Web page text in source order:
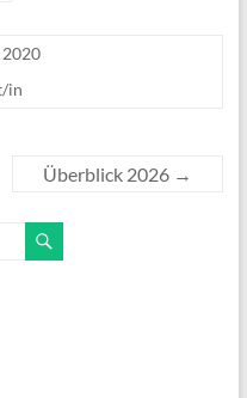
2020
in
Überblick 2026 →